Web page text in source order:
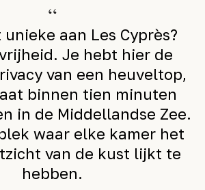
“
aan Les Cyprès?
Je hebt hier de
van een heuveltop,
binnen tien minuten
in de Middellandse Zee.
waar elke kamer het
van de kust lijkt te
hebben.